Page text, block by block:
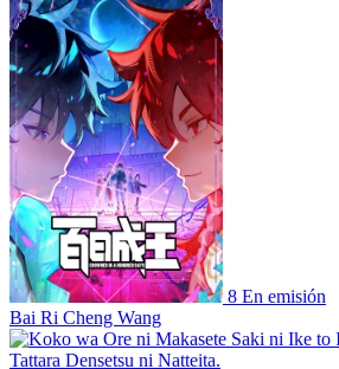
8 En emisión
Bai Ri Cheng Wang